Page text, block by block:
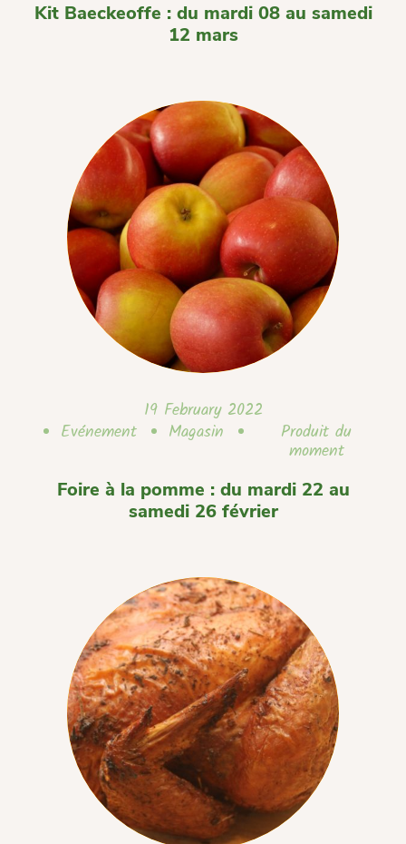
Kit Baeckeoffe : du mardi 08 au samedi
12 mars
19 February 2022
Evénement
Magasin Produit du
moment
Foire à la pomme : du mardi 22 au
samedi 26 février